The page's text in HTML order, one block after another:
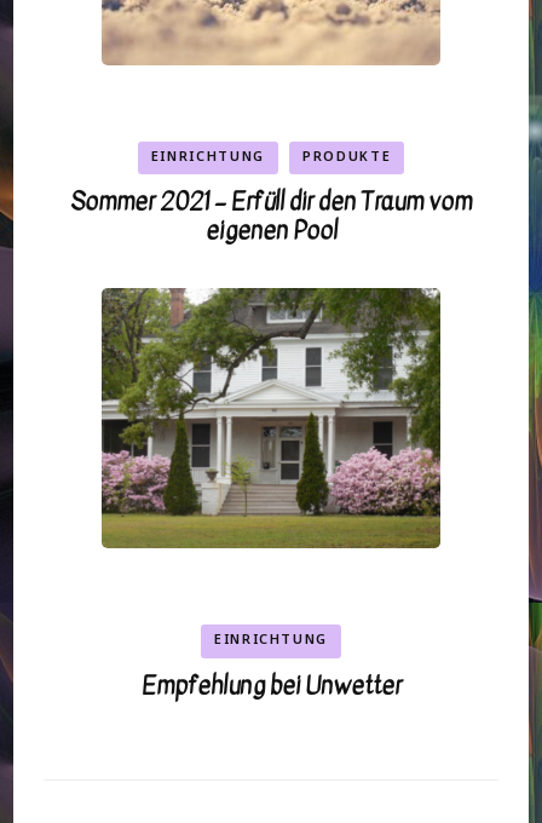
EINRICHTUNG PRODUKTE
Sommer 2021 – Erfüll dir den Traum vom
eigenen Pool
EINRICHTUNG
Empfehlung bei Unwetter